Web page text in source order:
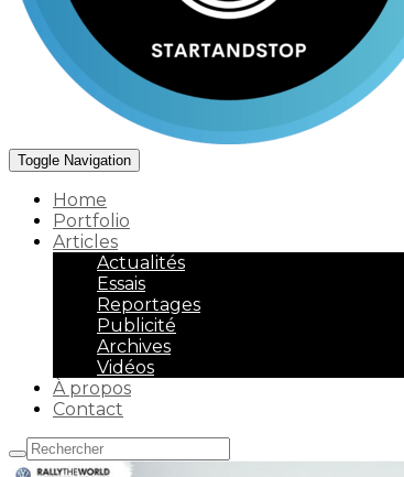
Toggle Navigation
Home
Portfolio
Articles
Actualités
Essais
Reportages
Publicité
Archives
Vidéos
À propos
Contact